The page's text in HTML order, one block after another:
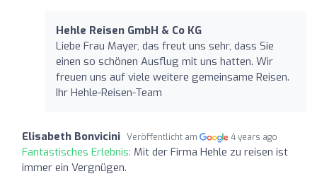
Hehle Reisen GmbH & Co KG
Liebe Frau Mayer, das freut uns sehr, dass Sie
einen so schönen Ausflug mit uns hatten. Wir
freuen uns auf viele weitere gemeinsame Reisen.
Ihr Hehle-Reisen-Team
Elisabeth Bonvicini Veröffentlicht am 4 years ago
Fantastisches Erlebnis: Mit der Firma Hehle zu reisen ist
immer ein Vergnügen.